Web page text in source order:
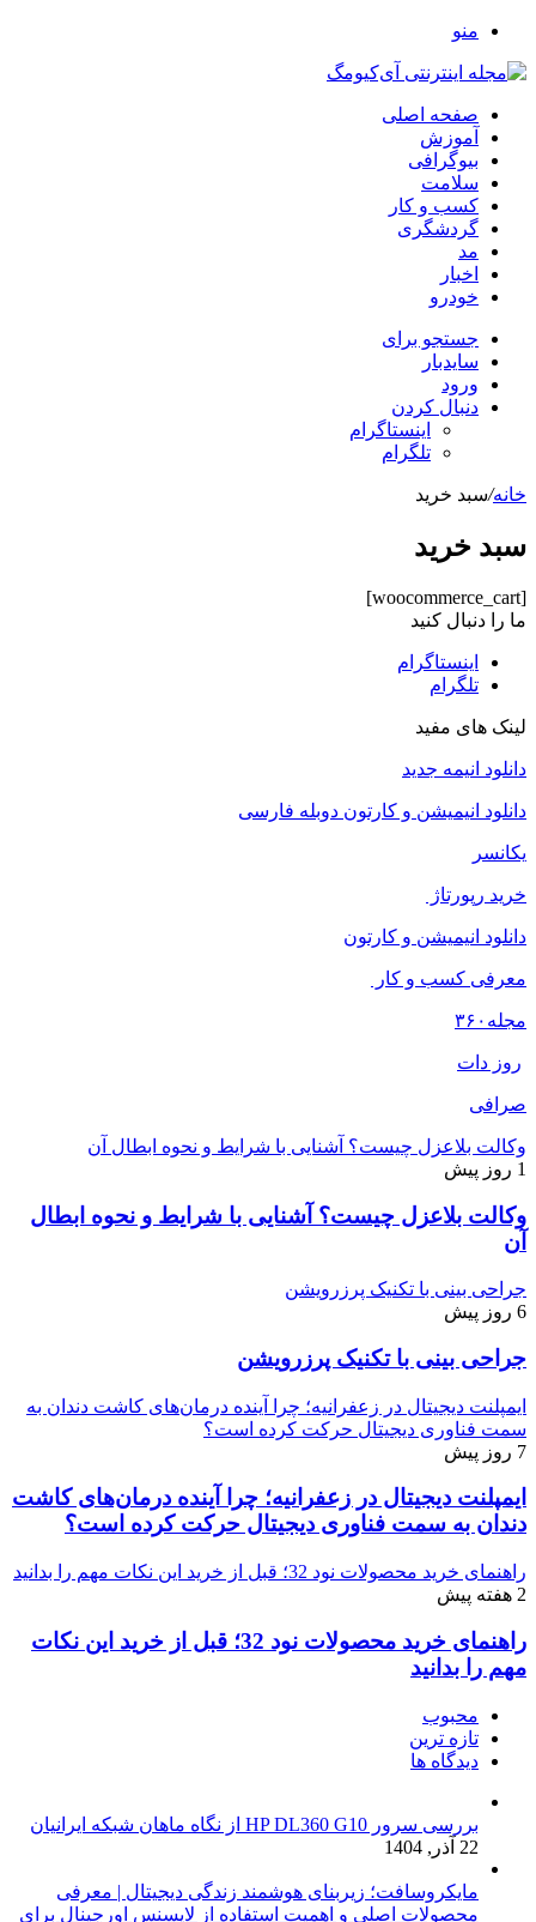
منو
صفحه اصلی
آموزش
بیوگرافی
سلامت
کسب و کار
گردشگری
مد
اخبار
خودرو
جستجو برای
سایدبار
ورود
دنبال کردن
اینستاگرام
تلگرام
خانه/سبد خرید
سبد خرید
[woocommerce_cart]
ما را دنبال کنید
اینستاگرام
تلگرام
لینک های مفید
دانلود انیمه جدید
دانلود انیمیشن و کارتون دوبله فارسی
یکانسر
خرید رپورتاژ
دانلود انیمیشن و کارتون
معرفی کسب و کار
مجله ۳۶۰
روز دات
صرافی
وکالت بلاعزل چیست؟ آشنایی با شرایط و نحوه ابطال آن
1 روز پیش
وکالت بلاعزل چیست؟ آشنایی با شرایط و نحوه ابطال
آن
جراحی بینی با تکنیک پرزرویشن
6 روز پیش
جراحی بینی با تکنیک پرزرویشن
ایمپلنت دیجیتال در زعفرانیه؛ چرا آینده درمان‌های کاشت دندان به
سمت فناوری دیجیتال حرکت کرده است؟
7 روز پیش
ایمپلنت دیجیتال در زعفرانیه؛ چرا آینده درمان‌های کاشت
دندان به سمت فناوری دیجیتال حرکت کرده است؟
راهنمای خرید محصولات نود 32؛ قبل از خرید این نکات مهم را بدانید
2 هفته پیش
راهنمای خرید محصولات نود 32؛ قبل از خرید این نکات
مهم را بدانید
محبوب
تازه ترین
دیدگاه ها
بررسی سرور HP DL360 G10 از نگاه ماهان شبکه ایرانیان
22 آذر, 1404
مایکروسافت؛ زیربنای هوشمند زندگی دیجیتال | معرفی
محصولات اصلی و اهمیت استفاده از لایسنس اورجینال برای